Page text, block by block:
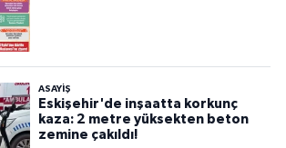
ASAYİŞ
Eskişehir'de inşaatta korkunç
kaza: 2 metre yüksekten beton
zemine çakıldı!